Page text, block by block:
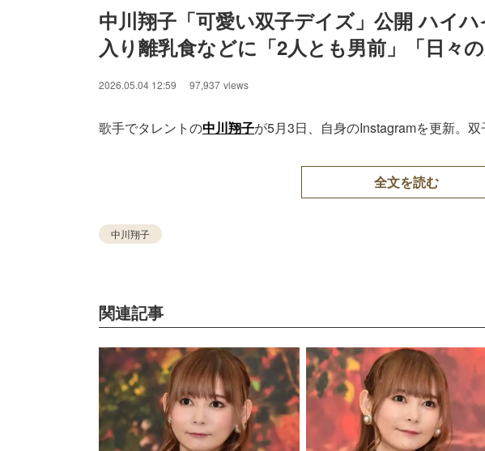
Unmute / Loaded:
83.55%
中川翔子「可愛い双子デイズ」公開 ハイ
入り離乳食などに「2人とも男前」「日々
2026.05.04 12:59 97,937 views
歌手でタレントの中川翔子が5月3日、自身のInstagramを更新。
全文を読む
中川翔子
関連記事